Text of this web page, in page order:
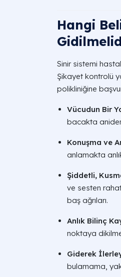
Hangi
Sinir sistemi
Şikayet kontrolü
polikliniğine
Vücudun Bir
bacakta
Konuşma ve
anlamakta
Şiddetli,
ve sesten
baş ağrıları.
Anlık Bilinç
noktaya
Giderek
bulamama,